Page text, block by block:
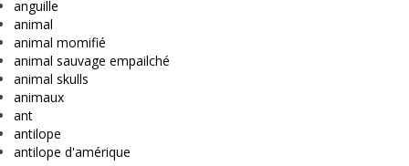
anguille
animal
animal momifié
animal sauvage empailché
animal skulls
animaux
ant
antilope
antilope d'amérique